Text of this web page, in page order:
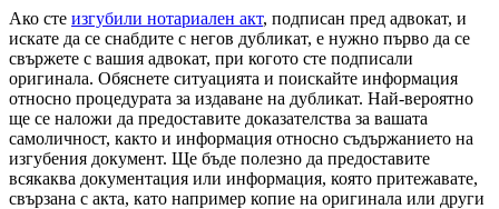
Ако сте изгубили нотариален акт, подписан пред адвокат, и
искате да се снабдите с негов дубликат, е нужно първо да се
свържете с вашия адвокат, при когото сте подписали
оригинала. Обяснете ситуацията и поискайте информация
относно процедурата за издаване на дубликат. Най-вероятно
ще се наложи да предоставите доказателства за вашата
самоличност, както и информация относно съдържанието на
изгубения документ. Ще бъде полезно да предоставите
всякаква документация или информация, която притежавате,
свързана с акта, като например копие на оригинала или други